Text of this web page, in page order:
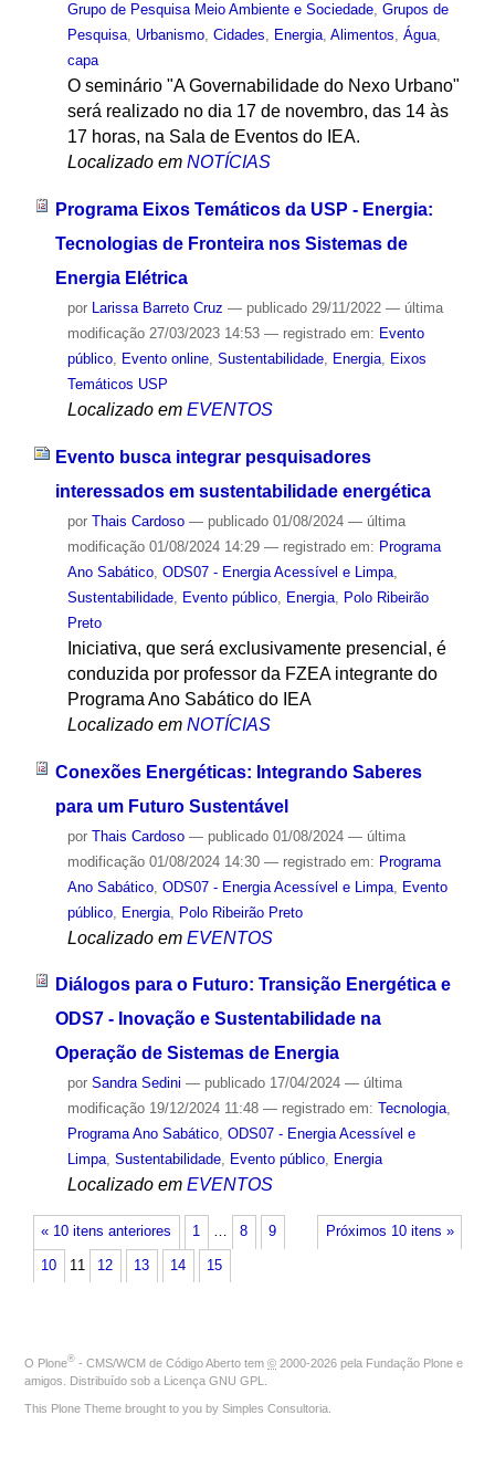
Grupo de Pesquisa Meio Ambiente e Sociedade, Grupos de
Pesquisa, Urbanismo, Cidades, Energia, Alimentos, Água,
capa
O seminário "A Governabilidade do Nexo Urbano"
será realizado no dia 17 de novembro, das 14 às
17 horas, na Sala de Eventos do IEA.
Localizado em NOTÍCIAS
Programa Eixos Temáticos da USP - Energia:
Tecnologias de Fronteira nos Sistemas de
Energia Elétrica
por Larissa Barreto Cruz — publicado29/11/2022 — última
modificação27/03/2023 14:53 — registrado em: Evento
público, Evento online, Sustentabilidade, Energia, Eixos
Temáticos USP
Localizado em EVENTOS
Evento busca integrar pesquisadores
interessados em sustentabilidade energética
por Thais Cardoso — publicado01/08/2024 — última
modificação01/08/2024 14:29 — registrado em: Programa
Ano Sabático, ODS07 - Energia Acessível e Limpa,
Sustentabilidade, Evento público, Energia,
Polo Ribeirão
Preto
Iniciativa, que será exclusivamente presencial, é
conduzida por professor da FZEA integrante do
Programa Ano Sabático do IEA
Localizado em NOTÍCIAS
Conexões Energéticas: Integrando Saberes
para um Futuro Sustentável
por Thais Cardoso — publicado01/08/2024 — última
modificação01/08/2024 14:30 — registrado em: Programa
Ano Sabático, ODS07 - Energia Acessível e Limpa, Evento
público, Energia, Polo Ribeirão Preto
Localizado em EVENTOS
Diálogos para o Futuro: Transição Energética e
ODS7 - Inovação e Sustentabilidade na
Operação de Sistemas de Energia
por Sandra Sedini — publicado17/04/2024 — última
modificação19/12/2024 11:48 — registrado em: Tecnologia,
Programa Ano Sabático, ODS07 - Energia Acessível e
Limpa, Sustentabilidade, Evento público, Energia
Localizado em EVENTOS
« 10 itens anteriores Próximos 10 itens »
1 … 8 9
10 11 12 13 14 15
O Plone® - CMS/WCM de Código Aberto tem © 2000-2026 pela Fundação Plone e
amigos. Distribuído sob a Licença GNU GPL
This Plone Theme brought to you by Simples Consultoria